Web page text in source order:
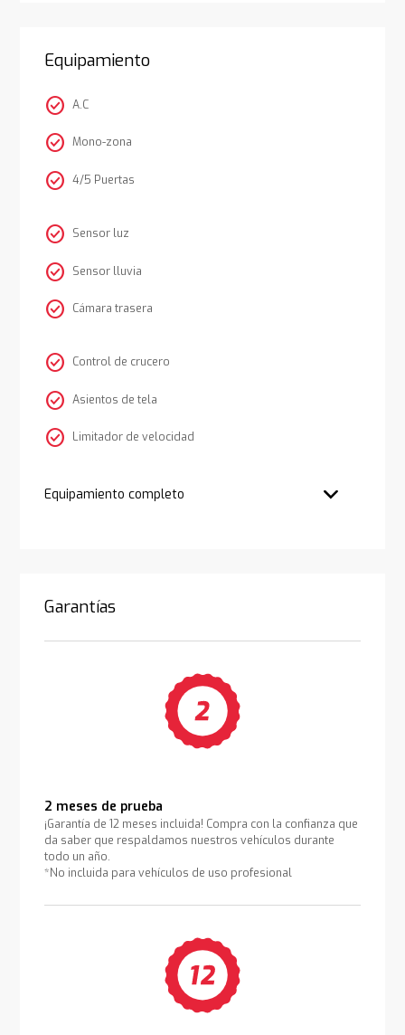
Equipamiento
check_circle A.C
check_circle Mono-zona
check_circle 4/5 Puertas
check_circle Sensor luz
check_circle Sensor lluvia
check_circle Cámara trasera
check_circle Control de crucero
check_circle Asientos de tela
check_circle Limitador de velocidad
Equipamiento completo
Garantías
2 meses de prueba
¡Garantía de 12 meses incluida! Compra con la confianza que
da saber que respaldamos nuestros vehículos durante
todo un año.
*No incluida para vehículos de uso profesional